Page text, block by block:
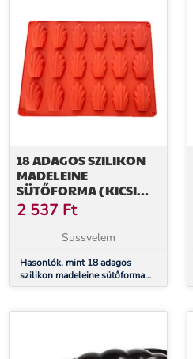
18 ADAGOS SZILIKON
MADELEINE
SÜTŐFORMA (KICSI
FORMÁK)
2 537 Ft
Sussvelem
Hasonlók, mint 18 adagos
szilikon madeleine sütőforma
(kicsi formák)